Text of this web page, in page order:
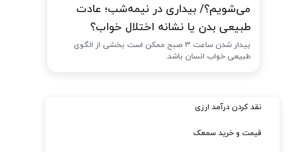
می‌شویم؟/ بیداری در نیمه‌شب؛ عادت
طبیعی بدن یا نشانه اختلال خواب؟
بیدار شدن ساعت ۳ صبح ممکن است بخشی از الگوی
طبیعی خواب انسان باشد.
نقد کردن درآمد ارزی
قیمت و خرید سمعک